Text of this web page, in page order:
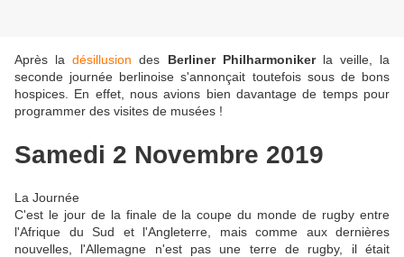
Après ladésillusion des Berliner Philharmonikerla veille, la
seconde journée berlinoise s'annonçait toutefois sous de bons
hospices. En effet, nous avions bien davantage de temps pour
programmer des visites de musées !
Samedi 2 Novembre 2019
La Journée
C'est le jour de la finale de la coupe du monde de rugby entre
l'Afrique du Sud et l'Angleterre, mais comme aux dernières
nouvelles, l'Allemagne n'est pas une terre de rugby, il était